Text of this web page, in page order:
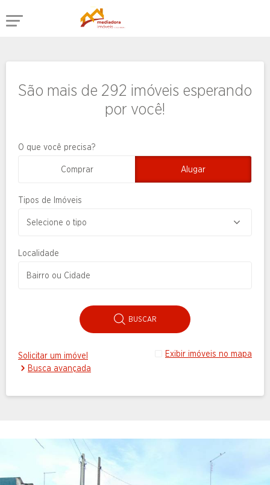
São mais de 292 imóveis esperando
por você!
O que você precisa?
Comprar Alugar
Tipos de Imóveis
Localidade
Solicitar um imóvel
Exibir imóveis no mapa
Busca avançada
BUSCAR